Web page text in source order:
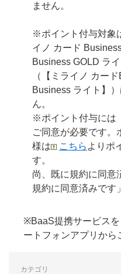
ません。
※ポイント付与対象
イノ カード
Business GOLD ラ
（【ミライノ カー
Business ライト】
ん。
※ポイント付与には
ご同意が必要です。
様は
こちら よりポ
す。
尚、既に規約に同意
規約に同意済みです
※BaaS提携サービス
ートフォンアプリから
カテゴリ